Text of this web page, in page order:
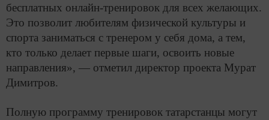
бесплатных онлайн-тренировок для всех желающих.
Это позволит любителям физической культуры и
спорта заниматься с тренером у себя дома, а тем,
кто только делает первые шаги, освоить новые
направления», — отметил директор проекта Мурат
Димитров.
Полную программу тренировок татарстанцы могут